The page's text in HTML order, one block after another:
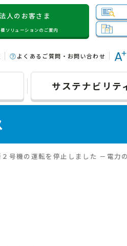
法人のお客さま
ソリューションのご案内
よくあるご質問・お問い合わせ
サステナビリテ
号機の運転を停止しました －電力